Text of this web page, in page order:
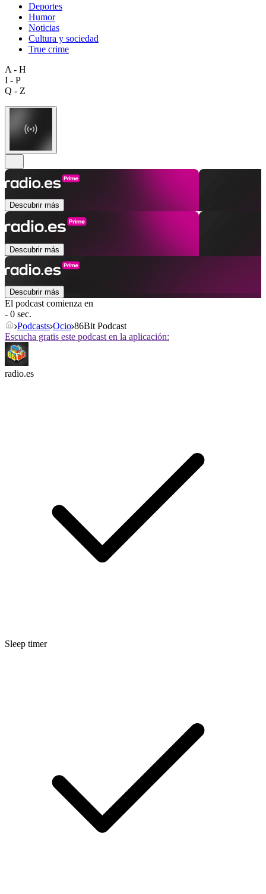
Deportes
Humor
Noticias
Cultura y sociedad
True crime
A - H
I - P
Q - Z
Descubrir más
Descubrir más
Descubrir más
El podcast comienza en
- 0 sec.
Podcasts Ocio 86Bit Podcast
Escucha gratis este podcast en la aplicación:
radio.es
Sleep timer